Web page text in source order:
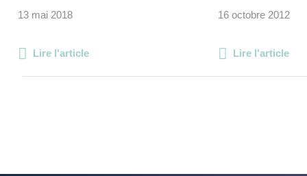
13 mai 2018
Lire l'article
16 octobre 2012
Lire l'article